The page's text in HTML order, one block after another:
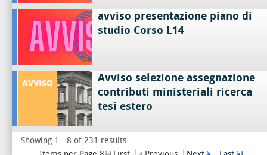
avviso presentazione piano di
studio Corso L14
Avviso selezione assegnazione
contributi ministeriali ricerca
tesi estero
Showing 1 - 8 of 231 results